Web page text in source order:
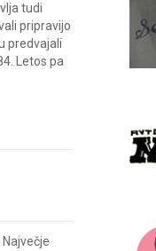
tudi
pripravijo
predvajali
Letos pa